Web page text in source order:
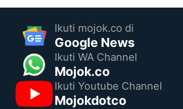
Ikuti mojok.co di
Google News
Ikuti WA Channel
Mojok.co
Ikuti Youtube Channel
Mojokdotco